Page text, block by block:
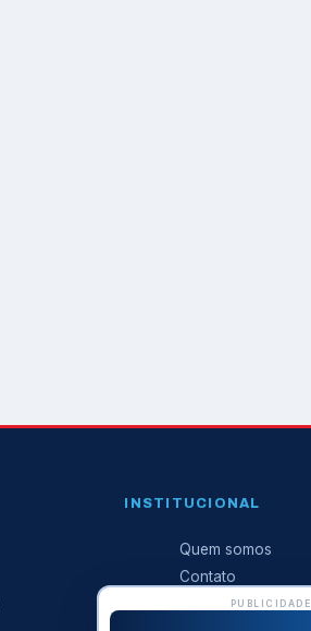
INSTITUCIONAL
Quem somos
Contato
Anuncie conosco
PUBLICIDADE